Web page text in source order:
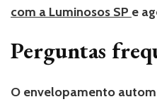
com a Luminosos SP e
Perguntas
O envelopamento